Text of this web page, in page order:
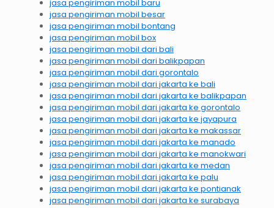
jasa pengiriman mobil baru
jasa pengiriman mobil besar
jasa pengiriman mobil bontang
jasa pengiriman mobil box
jasa pengiriman mobil dari bali
jasa pengiriman mobil dari balikpapan
jasa pengiriman mobil dari gorontalo
jasa pengiriman mobil dari jakarta ke bali
jasa pengiriman mobil dari jakarta ke balikpapan
jasa pengiriman mobil dari jakarta ke gorontalo
jasa pengiriman mobil dari jakarta ke jayapura
jasa pengiriman mobil dari jakarta ke makassar
jasa pengiriman mobil dari jakarta ke manado
jasa pengiriman mobil dari jakarta ke manokwari
jasa pengiriman mobil dari jakarta ke medan
jasa pengiriman mobil dari jakarta ke palu
jasa pengiriman mobil dari jakarta ke pontianak
jasa pengiriman mobil dari jakarta ke surabaya